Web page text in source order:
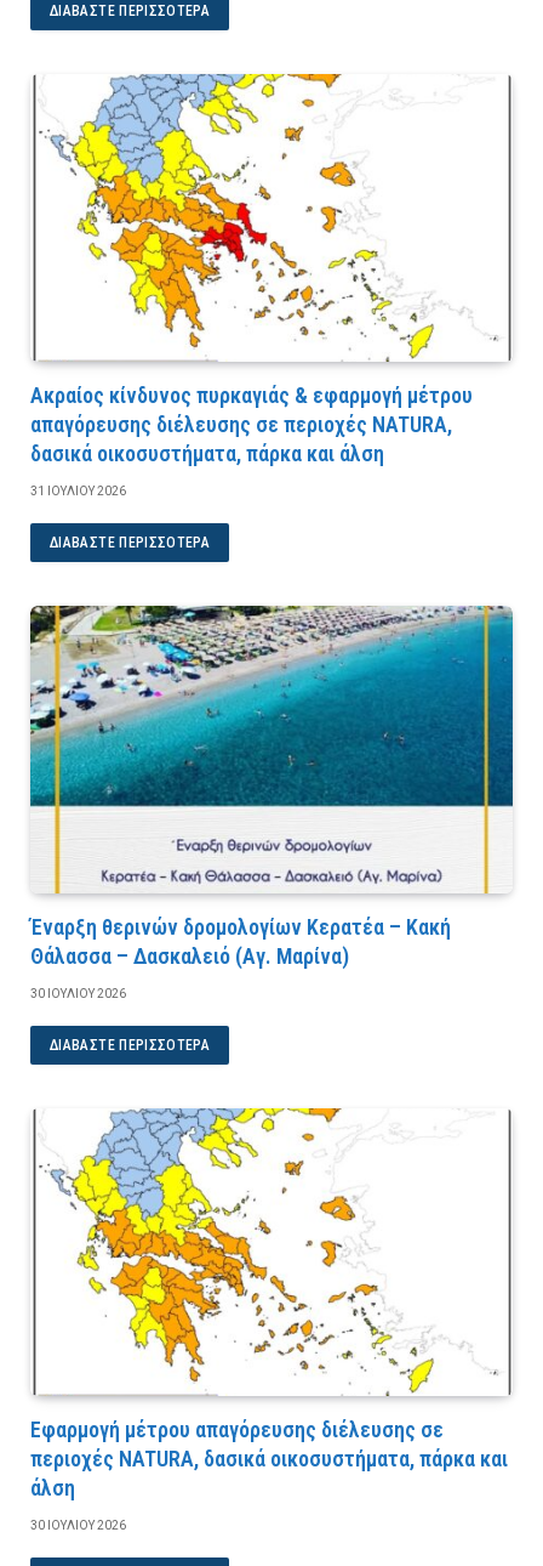
ΔΙΑΒΆΣΤΕ ΠΕΡΙΣΣΌΤΕΡΑ
Ακραίος κίνδυνος πυρκαγιάς & εφαρμογή μέτρου
απαγόρευσης διέλευσης σε περιοχές NATURA,
δασικά οικοσυστήματα, πάρκα και άλση
31 ΙΟΥΛΊΟΥ 2026
ΔΙΑΒΆΣΤΕ ΠΕΡΙΣΣΌΤΕΡΑ
Έναρξη θερινών δρομολογίων Κερατέα – Κακή
Θάλασσα – Δασκαλειό (Αγ. Μαρίνα)
30 ΙΟΥΛΊΟΥ 2026
ΔΙΑΒΆΣΤΕ ΠΕΡΙΣΣΌΤΕΡΑ
Εφαρμογή μέτρου απαγόρευσης διέλευσης σε
περιοχές NATURA, δασικά οικοσυστήματα, πάρκα και
άλση
30 ΙΟΥΛΊΟΥ 2026